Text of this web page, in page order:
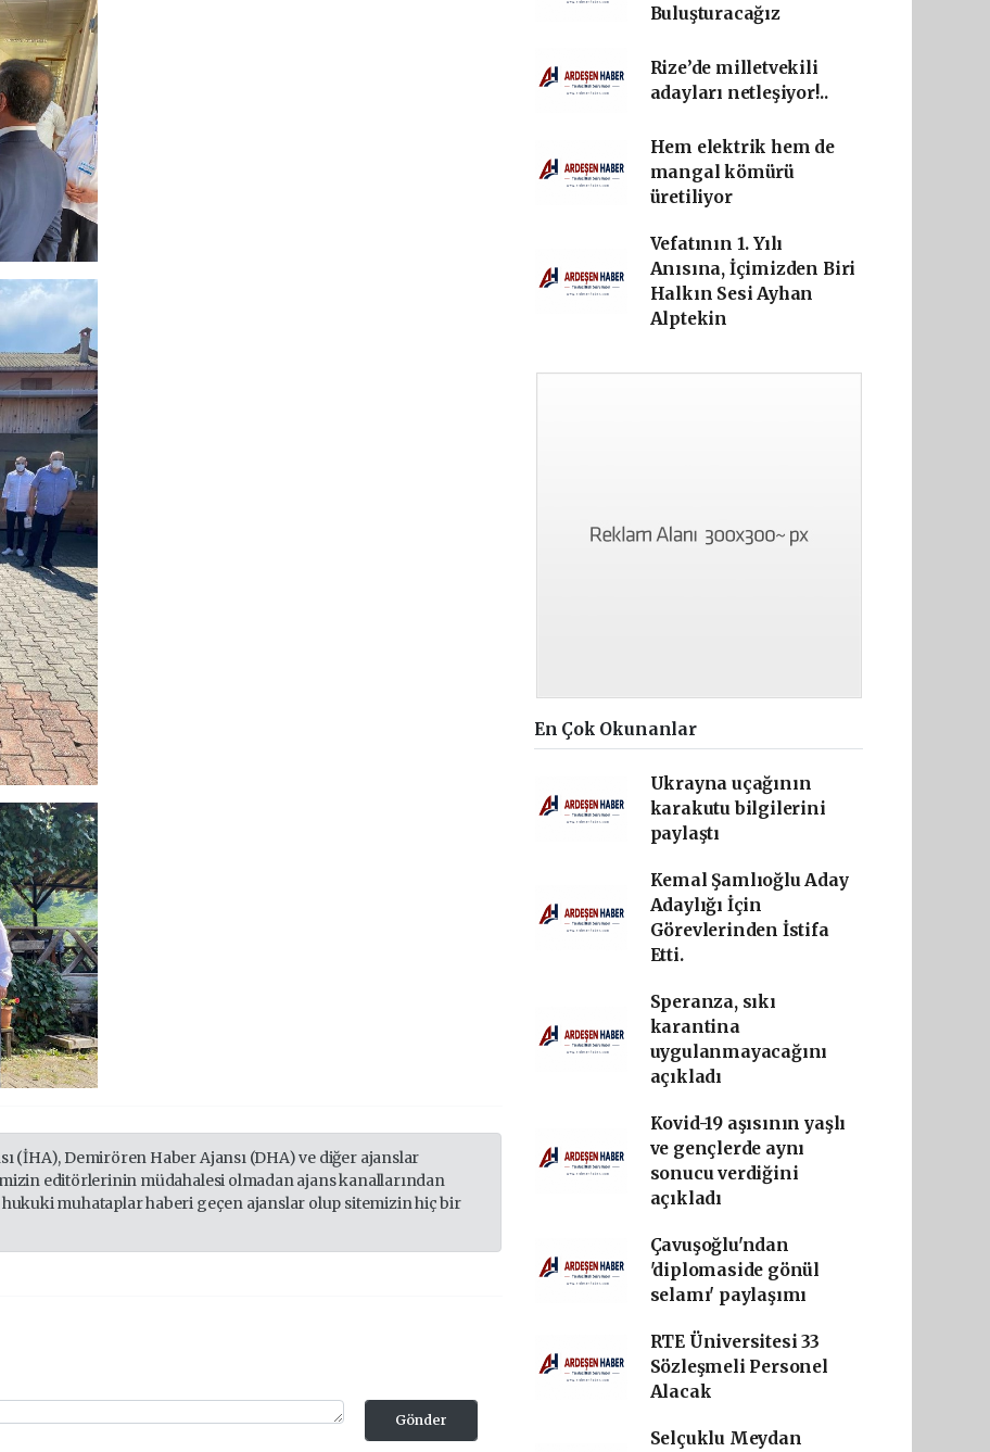
(İHA), Demirören Haber Ajansı (DHA) ve diğer ajanslar
editörlerinin müdahalesi olmadan ajans kanallarından
muhataplar haberi geçen ajanslar olup sitemizin hiç bir
Gönder
Buluşturacağız
Rize’de milletvekili
adayları netleşiyor!..
Hem elektrik hem de
mangal kömürü
üretiliyor
Vefatının 1. Yılı
Anısına, İçimizden Biri
Halkın Sesi Ayhan
Alptekin
En Çok Okunanlar
Ukrayna uçağının
karakutu bilgilerini
paylaştı
Kemal Şamlıoğlu Aday
Adaylığı İçin
Görevlerinden İstifa
Etti.
Speranza, sıkı
karantina
uygulanmayacağını
açıkladı
Kovid-19 aşısının yaşlı
ve gençlerde aynı
sonucu verdiğini
açıkladı
Çavuşoğlu'ndan
'diplomaside gönül
selamı' paylaşımı
RTE Üniversitesi 33
Sözleşmeli Personel
Alacak
Selçuklu Meydan